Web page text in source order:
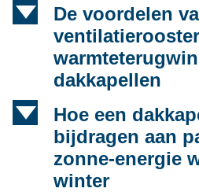
d
De voordelen
dakkapellen
d
Hoe een
bijdragen aan
zonne-energie
winter